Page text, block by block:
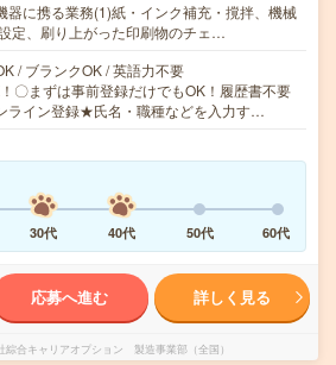
器に携る業務(1)紙・インク補充・撹拌、機械
定、刷り上がった印刷物のチェ…
/ ブランクOK / 英語力不要
〇まずは事前登録だけでもOK！履歴書不要
ライン登録★氏名・職種などを入力す…
30代 40代 50代 60代
応募へ進む 詳しく見る
綜合キャリアオプション 製造事業部（全国）